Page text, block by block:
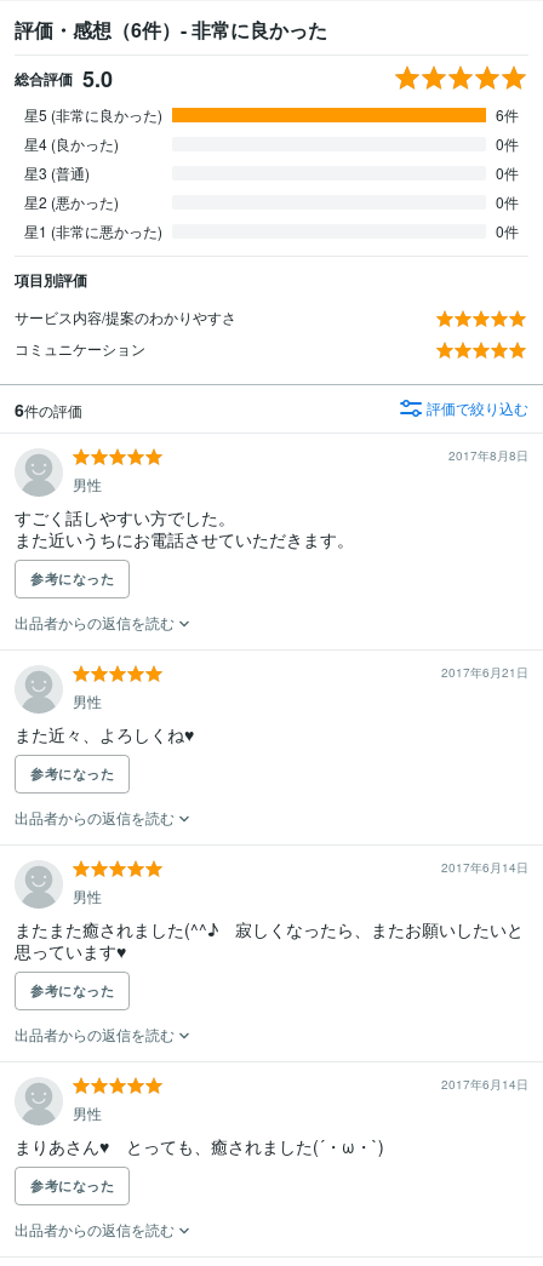
評価・感想（6件）- 非常に良かった
総合評価 5.0
星5 (非常に良かった)
6件
星4 (良かった)
0件
星3 (普通)
0件
星2 (悪かった)
0件
星1 (非常に悪かった)
0件
項目別評価
サービス内容/提案のわかりやすさ
コミュニケーション
6件の評価 評価で絞り込む
2017年8月8日
男性
すごく話しやすい方でした。
また近いうちにお電話させていただきます。
参考になった
出品者からの返信を読む
2017年6月21日
男性
また近々、よろしくね♥
参考になった
出品者からの返信を読む
2017年6月14日
男性
またまた癒されました(^^♪　寂しくなったら、またお願いしたいと
思っています♥
参考になった
出品者からの返信を読む
2017年6月14日
男性
まりあさん♥　とっても、癒されました(´・ω・`)
参考になった
出品者からの返信を読む